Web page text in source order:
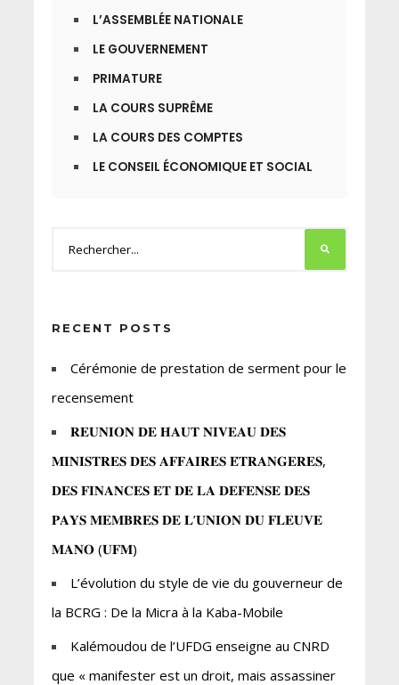
L’ASSEMBLÉE NATIONALE
LE GOUVERNEMENT
PRIMATURE
LA COURS SUPRÊME
LA COURS DES COMPTES
LE CONSEIL ÉCONOMIQUE ET SOCIAL
RECENT POSTS
Cérémonie de prestation de serment pour le
recensement
𝐑𝐄𝐔𝐍𝐈𝐎𝐍 𝐃𝐄 𝐇𝐀𝐔𝐓 𝐍𝐈𝐕𝐄𝐀𝐔 𝐃𝐄𝐒
𝐌𝐈𝐍𝐈𝐒𝐓𝐑𝐄𝐒 𝐃𝐄𝐒 𝐀𝐅𝐅𝐀𝐈𝐑𝐄𝐒 𝐄́𝐓𝐑𝐀𝐍𝐆𝐄𝐑𝐄𝐒,
𝐃𝐄𝐒 𝐅𝐈𝐍𝐀𝐍𝐂𝐄𝐒 𝐄𝐓 𝐃𝐄 𝐋𝐀 𝐃𝐄𝐅𝐄𝐍𝐒𝐄 𝐃𝐄𝐒
𝐏𝐀𝐘𝐒 𝐌𝐄𝐌𝐁𝐑𝐄𝐒 𝐃𝐄 𝐋’𝐔𝐍𝐈𝐎𝐍 𝐃𝐔 𝐅𝐋𝐄𝐔𝐕𝐄
𝐌𝐀𝐍𝐎 (𝐔𝐅𝐌)
L’évolution du style de vie du gouverneur de
la BCRG : De la Micra à la Kaba-Mobile
Kalémoudou de l’UFDG enseigne au CNRD
que « manifester est un droit, mais assassiner